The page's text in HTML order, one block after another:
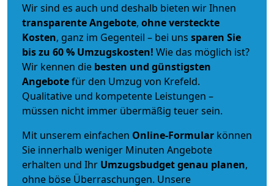
Wir sind es auch und deshalb bieten wir Ihnen
transparente Angebote, ohne versteckte
Kosten, ganz im Gegenteil – bei uns sparen Sie
bis zu 60 % Umzugskosten! Wie das möglich ist?
Wir kennen die besten und günstigsten
Angebotefür den Umzug von Krefeld.
Qualitative und kompetente Leistungen –
müssen nicht immer übermäßig teuer sein.
Mit unserem einfachen Online-Formular können
Sie innerhalb weniger Minuten Angebote
erhalten und Ihr Umzugsbudgetgenau planen,
ohne böse Überraschungen. Unsere